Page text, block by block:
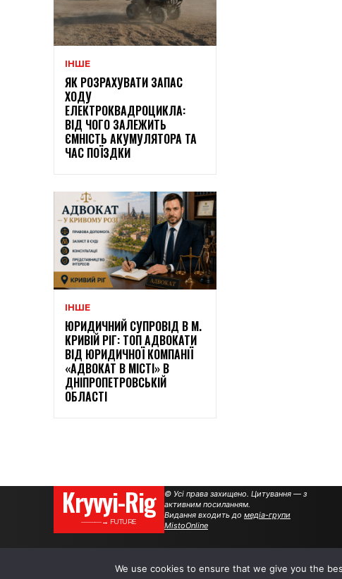
ІНШЕ
ЯК РОЗРАХУВАТИ ЗАПАС
ХОДУ
ЕЛЕКТРОКВАДРОЦИКЛА:
ВІД ЧОГО ЗАЛЕЖИТЬ
ЄМНІСТЬ АКУМУЛЯТОРА ТА
ЧАС ПОЇЗДКИ
ІНШЕ
ЮРИДИЧНИЙ СУПРОВІД В М.
КРИВІЙ РІГ: ТОП АДВОКАТИ
ВІД ЮРИДИЧНОЇ КОМПАНІЇ
«АДВОКАТ В МІСТІ» В
ДНІПРОПЕТРОВСЬКІЙ
ОБЛАСТІ
Kryvyi-Rig
———→ FUTURE
© Усі права захищено. Цитування — з
активним посиланням.
Видання входить до медіа-групи
MistoOnline
We use cookies to ensure that we give you the